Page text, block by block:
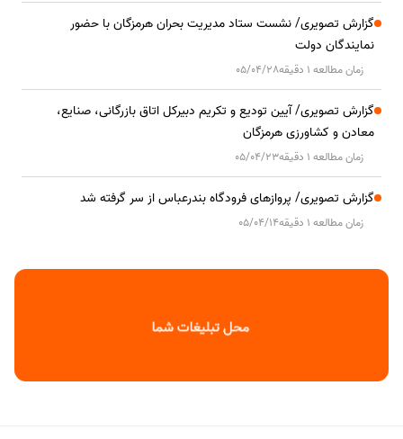
گزارش تصویری/ نشست ستاد مدیریت بحران هرمزگان با حضور
نمایندگان دولت
زمان مطالعه 1 دقیقه 05/04/28
گزارش تصویری/ آیین تودیع و تکریم دبیرکل اتاق بازرگانی، صنایع،
معادن و کشاورزی هرمزگان
زمان مطالعه 1 دقیقه 05/04/23
گزارش تصویری/ پروازهای فرودگاه بندرعباس از سر گرفته شد
زمان مطالعه 1 دقیقه 05/04/14